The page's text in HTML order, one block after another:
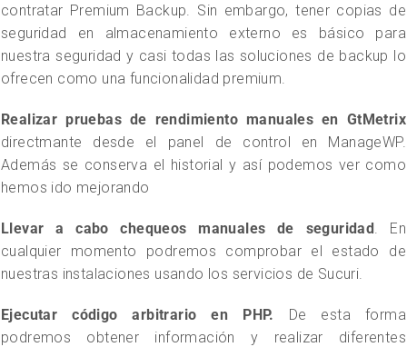
contratar Premium Backup. Sin embargo, tener copias de
seguridad en almacenamiento externo es básico para
nuestra seguridad y casi todas las soluciones de backup lo
ofrecen como una funcionalidad premium.
Realizar pruebas de rendimiento manuales en GtMetrix
directmante desde el panel de control en ManageWP.
Además se conserva el historial y así podemos ver como
hemos ido mejorando
Llevar a cabo chequeos manuales de seguridad. En
cualquier momento podremos comprobar el estado de
nuestras instalaciones usando los servicios de Sucuri.
Ejecutar código arbitrario en PHP. De esta forma
podremos obtener información y realizar diferentes